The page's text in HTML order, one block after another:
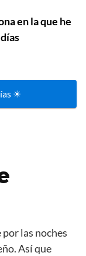
en la que he
☀
las noches
Así que